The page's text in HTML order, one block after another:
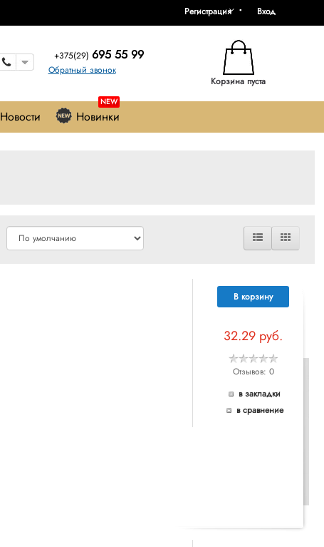
Вход
Регистрация
Корзина пуста
+375(29) 695 55 99
Обратный звонок
Новости
NEW
Новинки
В корзину
32.29 руб.
Отзывов: 0
в закладки
в сравнение